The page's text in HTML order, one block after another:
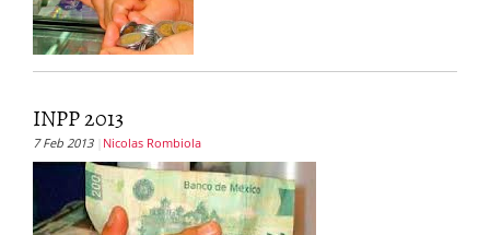
INPP 2013
7 Feb 2013 Nicolas Rombiola